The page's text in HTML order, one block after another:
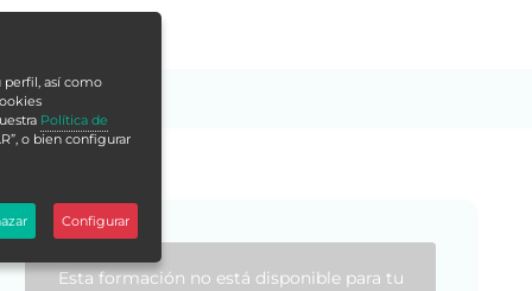
Esta formación no está disponible para tu
perfil, así como
Política de
o bien configurar
Configurar